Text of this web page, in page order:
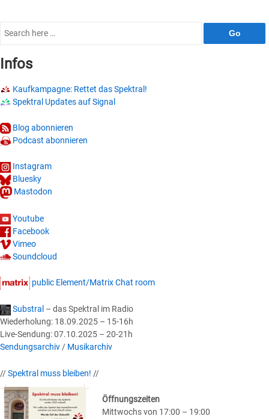
Search
Infos
Kaufkampagne: Rettet das Spektral!
Spektral Updates auf Signal
Blog abonnieren
Podcast abonnieren
Instagram
Bluesky
Mastodon
Youtube
Facebook
Vimeo
Soundcloud
public Element/Matrix Chat room
Substral – das Spektral im Radio
Wiederholung: 18.09.2025 – 15-16h
Live-Sendung: 07.10.2025 – 20-21h
Sendungsarchiv/ Musikarchiv
//Spektral muss bleiben! //
Öffnungszeiten
Mittwochs von 17:00 – 19:00